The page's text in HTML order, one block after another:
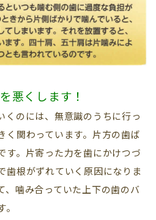
悪くします！
くのには、無意識のうちに行っ
く関わっています。片方の歯ば
す。片寄った力を歯にかけつづ
歯根がずれていく原因になりま
、噛み合っていた上下の歯のバ